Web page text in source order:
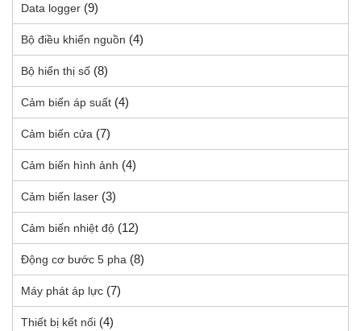
Data logger (9)
Bộ điều khiển nguồn (4)
Bộ hiển thị số (8)
Cảm biến áp suất (4)
Cảm biến cửa (7)
Cảm biến hình ảnh (4)
Cảm biến laser (3)
Cảm biến nhiệt độ (12)
Động cơ bước 5 pha (8)
Máy phát áp lực (7)
Thiết bị kết nối (4)